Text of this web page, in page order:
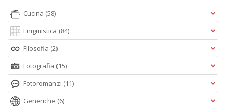
Cucina (58)
Enigmistica (84)
Filosofia (2)
Fotografia (15)
Fotoromanzi (11)
Generiche (6)